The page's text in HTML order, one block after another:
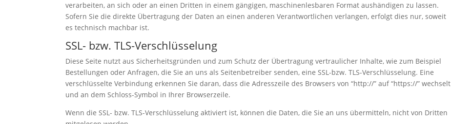
verarbeiten, an sich oder an einen Dritten in einem gängigen, maschinenlesbaren Format aushändigen zu lassen.
Sofern Sie die direkte Übertragung der Daten an einen anderen Verantwortlichen verlangen, erfolgt dies nur, soweit
es technisch machbar ist.
SSL- bzw. TLS-Verschlüsselung
Diese Seite nutzt aus Sicherheitsgründen und zum Schutz der Übertragung vertraulicher Inhalte, wie zum Beispiel
Bestellungen oder Anfragen, die Sie an uns als Seitenbetreiber senden, eine SSL-bzw. TLS-Verschlüsselung. Eine
verschlüsselte Verbindung erkennen Sie daran, dass die Adresszeile des Browsers von “http://” auf “https://” wechselt
und an dem Schloss-Symbol in Ihrer Browserzeile.
Wenn die SSL- bzw. TLS-Verschlüsselung aktiviert ist, können die Daten, die Sie an uns übermitteln, nicht von Dritten